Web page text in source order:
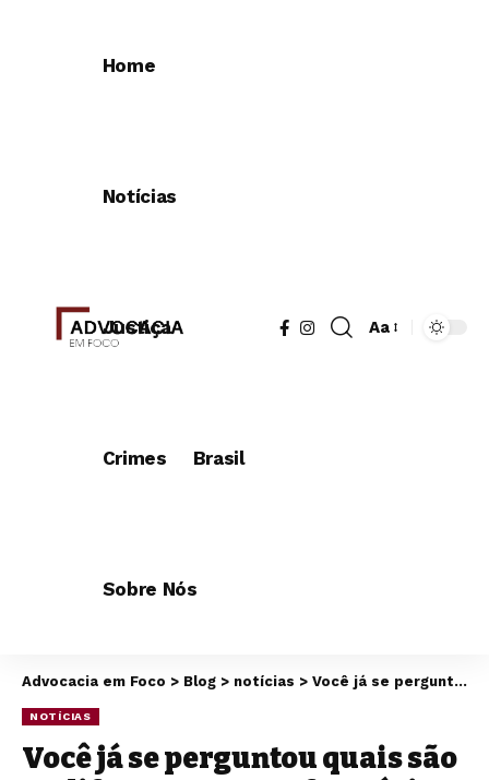
Home
Notícias
Justiça
Crimes Brasil
Sobre Nós
Aa
Advocacia em Foco > Blog > notícias > Você já se perguntou quais são as diferenças entre farmácias e drogarias?
NOTÍCIAS
Você já se perguntou quais são